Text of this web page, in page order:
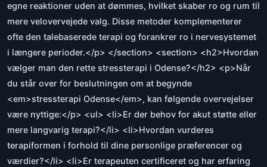
egne reaktioner uden at dømmes, hvilket skaber ro og rum til
mere velovervejede valg. Disse metoder komplementerer
ofte den talebaserede terapi og forankrer ro i nervesystemet
i længere perioder.</p> </section> <section> <h2>Hvordan
vælger man den rette stressterapi i Odense?</h2> <p>Når
du står over for beslutningen om at begynde
<em>stressterapi Odense</em>, kan følgende overvejelser
være nyttige:</p> <ul> <li>Er der behov for akut støtte eller
mere langvarig terapi?</li> <li>Hvordan vurderes
terapiformen i forhold til dine personlige præferencer og
værdier?</li> <li>Er terapeuten certificeret og har erfaring